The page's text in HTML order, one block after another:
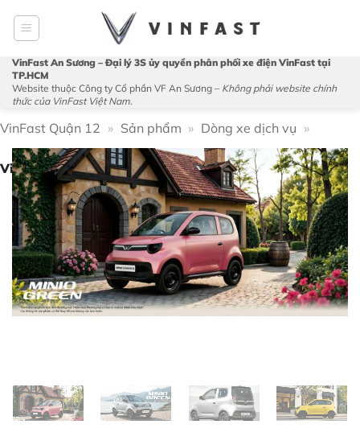
qua
dung
VinFast An Sương – Đại lý 3S ủy quyền phân phối xe điện VinFast tại
TP.HCM
Website thuộc Công ty Cổ phần VF An Sương – Không phải website chính
thức của VinFast Việt Nam.
VinFast Quận 12 » Sản phẩm » Dòng xe dịch vụ »
VinFast Minio Green